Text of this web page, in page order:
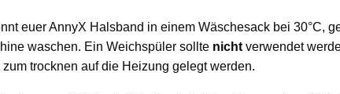
euer AnnyX Halsband in einem Wäschesack bei 30°C,
waschen. Ein Weichspüler sollte nicht verwendet
zum trocknen auf die Heizung gelegt werden.